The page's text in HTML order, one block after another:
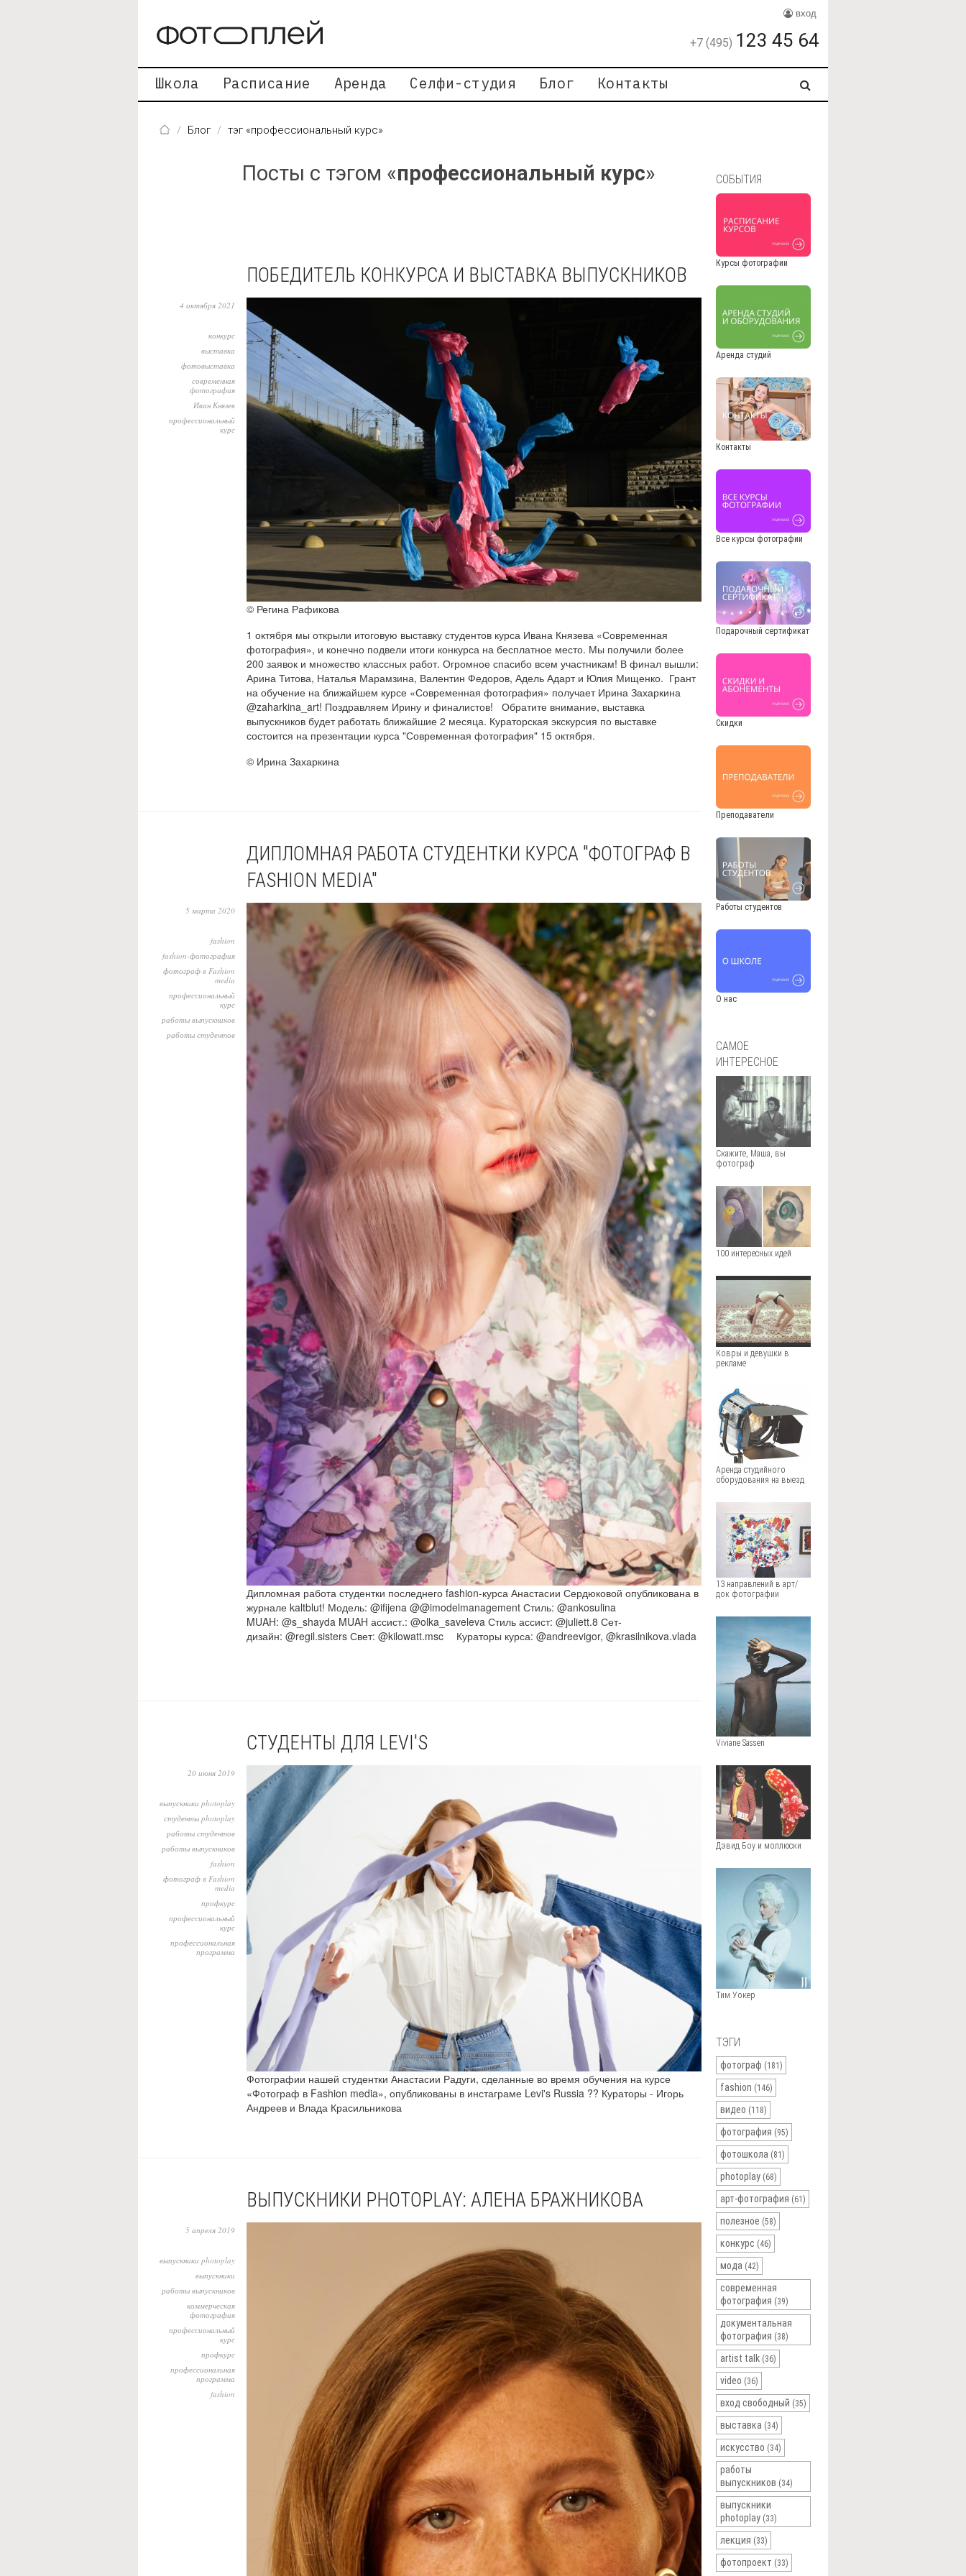
вход
+7 (495) 123 45 64
Школа Расписание Аренда Селфи-студия Блог Контакты
Блог тэг «профессиональный курс»
Посты с тэгом «профессиональный курс»
ПОБЕДИТЕЛЬ КОНКУРСА И ВЫСТАВКА ВЫПУСКНИКОВ
4 октября 2021
конкурс
выставка
фотовыставка
современная
фотография
Иван Князев
профессиональный
курс
© Регина Рафикова
1 октября мы открыли итоговую выставку студентов курса Ивана Князева «Современная
фотография», и конечно подвели итоги конкурса на бесплатное место. Мы получили более
200 заявок и множество классных работ. Огромное спасибо всем участникам! В финал вышли:
Арина Титова, Наталья Марамзина, Валентин Федоров, Адель Адарт и Юлия Мищенко. Грант
на обучение на ближайшем курсе «Современная фотография» получает Ирина Захаркина
@zaharkina_art! Поздравляем Ирину и финалистов! Обратите внимание, выставка
выпускников будет работать ближайшие 2 месяца. Кураторская экскурсия по выставке
состоится на презентации курса "Современная фотография" 15 октября.
© Ирина Захаркина
ДИПЛОМНАЯ РАБОТА СТУДЕНТКИ КУРСА "ФОТОГРАФ В
FASHION MEDIA"
5 марта 2020
fashion
fashion-фотография
фотограф в Fashion
media
профессиональный
курс
работы выпускников
работы студентов
Дипломная работа студентки последнего fashion-курса Анастасии Сердюковой опубликована в
журнале kaltblut! Модель: @ifijena @@imodelmanagement Стиль: @ankosulina
MUAH: @s_shayda MUAH ассист.: @olka_saveleva Стиль ассист: @juliett.8 Сет-
дизайн: @regil.sisters Свет: @kilowatt.msc ⠀ Кураторы курса: @andreevigor, @krasilnikova.vlada
СТУДЕНТЫ ДЛЯ LEVI'S
20 июня 2019
выпускники photoplay
студенты photoplay
работы студентов
работы выпускников
fashion
фотограф в Fashion
media
профкурс
профессиональный
курс
профессиональная
программа
Фотографии нашей студентки Анастасии Радуги, сделанные во время обучения на курсе
«Фотограф в Fashion media», опубликованы в инстаграме Levi's Russia ?? Кураторы - Игорь
Андреев и Влада Красильникова
ВЫПУСКНИКИ PHOTOPLAY: АЛЕНА БРАЖНИКОВА
5 апреля 2019
выпускники photoplay
выпускники
работы выпускников
коммерческая
фотография
профессиональный
курс
профкурс
профессиональная
программа
fashion
СОБЫТИЯ
Курсы фотографии
Аренда студий
Контакты
Все курсы фотографии
Подарочный сертификат
Скидки
Преподаватели
Работы студентов
О нас
САМОЕ
ИНТЕРЕСНОЕ
Скажите, Маша, вы
фотограф
100 интересных идей
Ковры и девушки в
рекламе
Аренда студийного
оборудования на выезд
13 направлений в арт/
док фотографии
Viviane Sassen
Дэвид Боу и моллюски
Тим Уокер
ТЭГИ
фотограф (181)
fashion (146)
видео (118)
фотография (95)
фотошкола (81)
photoplay (68)
арт-фотография (61)
полезное (58)
конкурс (46)
мода (42)
современная
фотография (39)
документальная
фотография (38)
artist talk (36)
video (36)
вход свободный (35)
выставка (34)
искусство (34)
работы
выпускников (34)
выпускники
photoplay (33)
лекция (33)
фотопроект (33)